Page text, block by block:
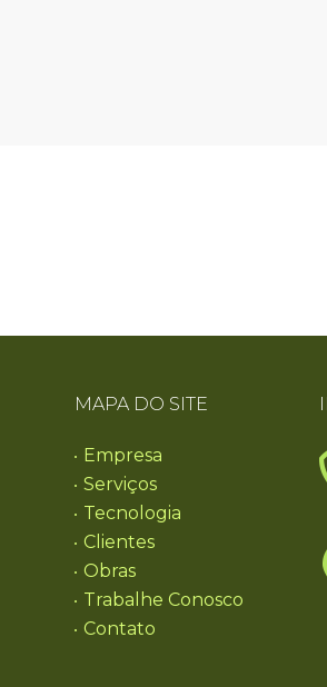
MAPA DO SITE
Empresa
Serviços
Tecnologia
Clientes
Obras
Trabalhe Conosco
Contato